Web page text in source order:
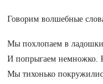
Говорим волшебные
Мы похлопаем в
И попрыгаем немножко.
Мы тихонько